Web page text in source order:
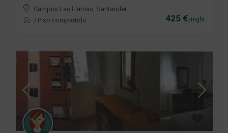
425 €/night
Campus Las Llamas, Santander
/ Piso compartido